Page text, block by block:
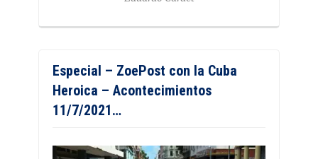
Especial – ZoePost con la Cuba
Heroica – Acontecimientos
11/7/2021…